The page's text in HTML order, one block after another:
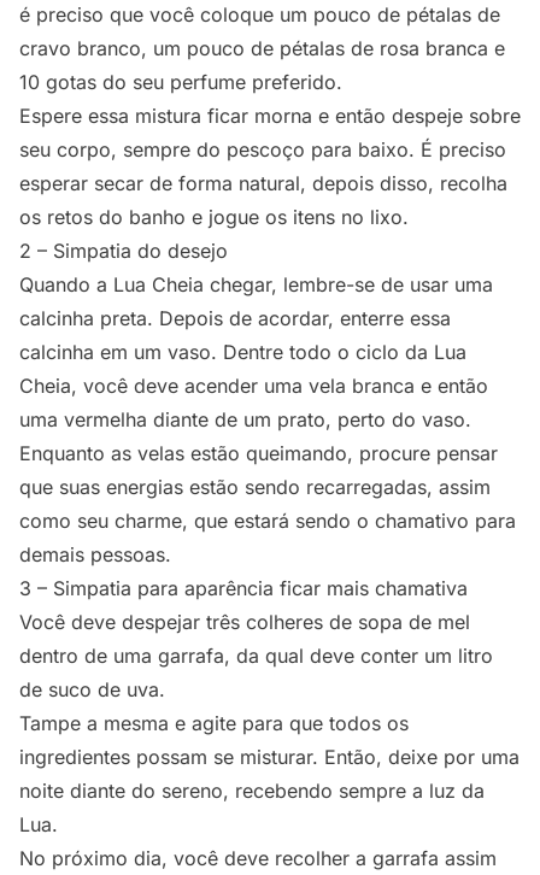
é preciso que você coloque um pouco de pétalas de
cravo branco, um pouco de pétalas de rosa branca e
10 gotas do seu perfume preferido.
Espere essa mistura ficar morna e então despeje sobre
seu corpo, sempre do pescoço para baixo. É preciso
esperar secar de forma natural, depois disso, recolha
os retos do banho e jogue os itens no lixo.
2 – Simpatia do desejo
Quando a Lua Cheia chegar, lembre-se de usar uma
calcinha preta. Depois de acordar, enterre essa
calcinha em um vaso. Dentre todo o ciclo da Lua
Cheia, você deve acender uma vela branca e então
uma vermelha diante de um prato, perto do vaso.
Enquanto as velas estão queimando, procure pensar
que suas energias estão sendo recarregadas, assim
como seu charme, que estará sendo o chamativo para
demais pessoas.
3 – Simpatia para aparência ficar mais chamativa
Você deve despejar três colheres de sopa de mel
dentro de uma garrafa, da qual deve conter um litro
de suco de uva.
Tampe a mesma e agite para que todos os
ingredientes possam se misturar. Então, deixe por uma
noite diante do sereno, recebendo sempre a luz da
Lua.
No próximo dia, você deve recolher a garrafa assim